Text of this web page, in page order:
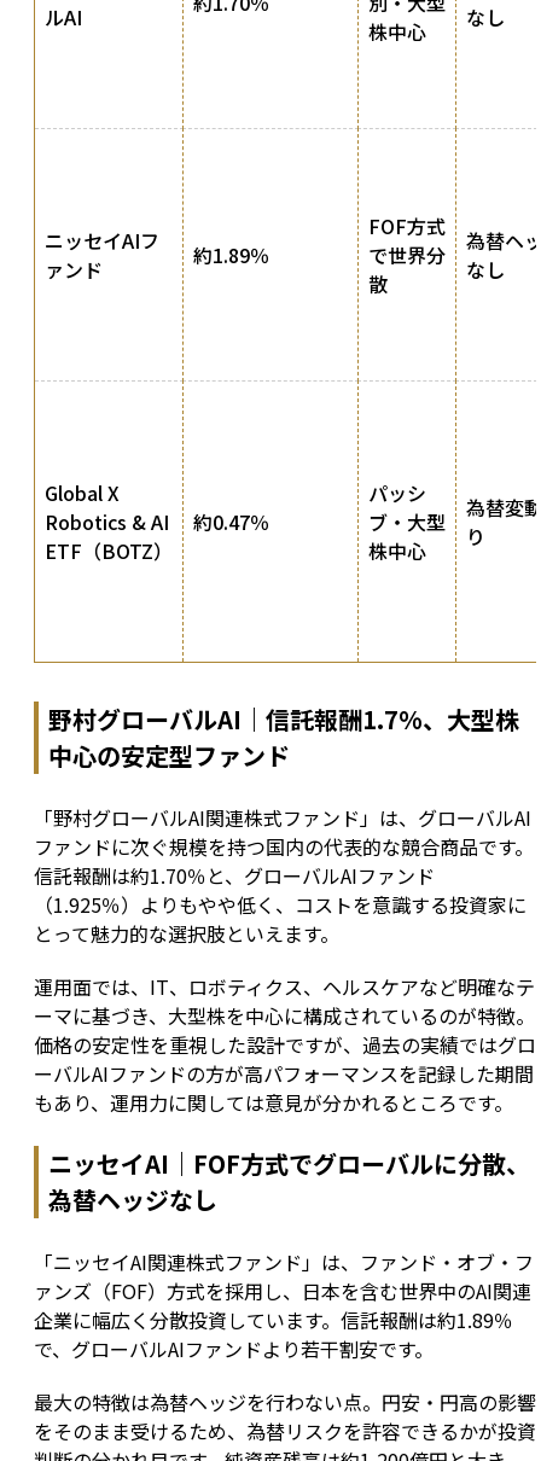
ルAI
株中心
なし
ニッセイAIフ
ァンド
約1.89％
FOF方式
で世界分
散
為替ヘ
なし
Global X
Robotics & AI
ETF（BOTZ）
約0.47％
パッシ
ブ・大型
株中心
為替変
り
野村グローバルAI｜信託報酬1.7%、大型株
中心の安定型ファンド
「野村グローバルAI関連株式ファンド」は、グローバルAI
ファンドに次ぐ規模を持つ国内の代表的な競合商品です。
信託報酬は約1.70％と、グローバルAIファンド
（1.925％）よりもやや低く、コストを意識する投資家に
とって魅力的な選択肢といえます。
運用面では、IT、ロボティクス、ヘルスケアなど明確なテ
ーマに基づき、大型株を中心に構成されているのが特徴。
価格の安定性を重視した設計ですが、過去の実績ではグロ
ーバルAIファンドの方が高パフォーマンスを記録した期間
もあり、運用力に関しては意見が分かれるところです。
ニッセイAI｜FOF方式でグローバルに分散、
為替ヘッジなし
「ニッセイAI関連株式ファンド」は、ファンド・オブ・フ
ァンズ（FOF）方式を採用し、日本を含む世界中のAI関連
企業に幅広く分散投資しています。信託報酬は約1.89％
で、グローバルAIファンドより若干割安です。
最大の特徴は為替ヘッジを行わない点。円安・円高の影響
をそのまま受けるため、為替リスクを許容できるかが投資